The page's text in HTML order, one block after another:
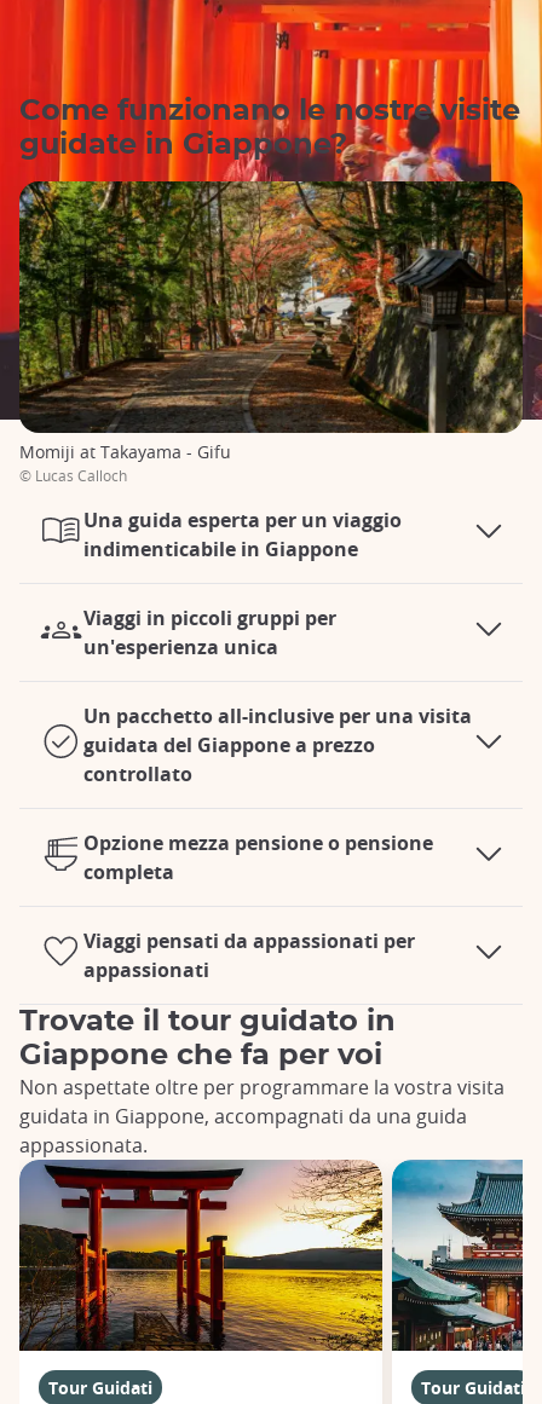
Come funzionano le nostre visite
guidate in Giappone?
Una guida esperta per un viaggio
indimenticabile in Giappone
Viaggi in piccoli gruppi per
un'esperienza unica
Un pacchetto all-inclusive per una visita
guidata del Giappone a prezzo
controllato
Opzione mezza pensione o pensione
completa
Viaggi pensati da appassionati per
appassionati
Momiji at Takayama - Gifu
© Lucas Calloch
Trovate il tour guidato in
Giappone che fa per voi
Non aspettate oltre per programmare la vostra visita
guidata in Giappone, accompagnati da una guida
appassionata.
Tour Guidati
Tour Guidati